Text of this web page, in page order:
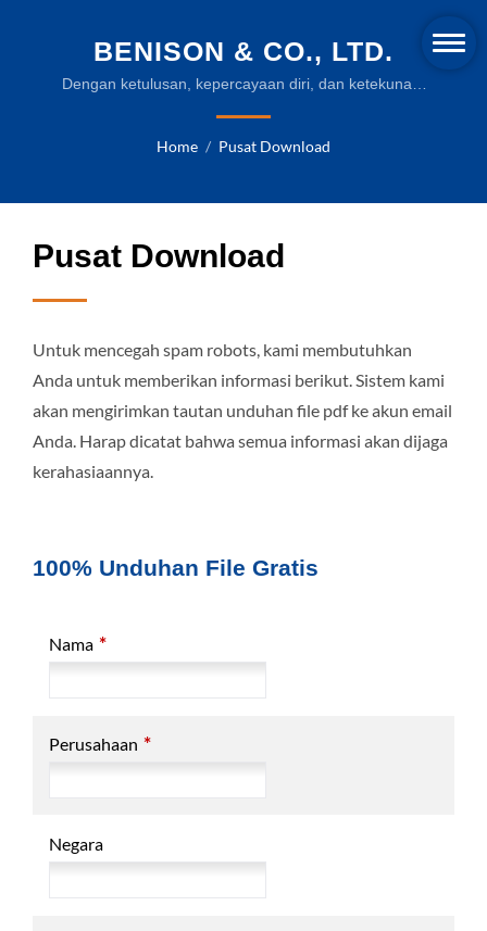
BENISON & CO., LTD.
Dengan ketulusan, kepercayaan diri, dan ketekunan,
Home / Pusat Download
Pusat Download
Untuk mencegah spam robots, kami membutuhkan
Anda untuk memberikan informasi berikut. Sistem kami
akan mengirimkan tautan unduhan file pdf ke akun email
Anda. Harap dicatat bahwa semua informasi akan dijaga
kerahasiaannya.
100% Unduhan File Gratis
Nama *
Perusahaan *
Negara